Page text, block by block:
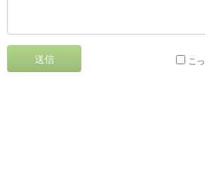
送信 こ